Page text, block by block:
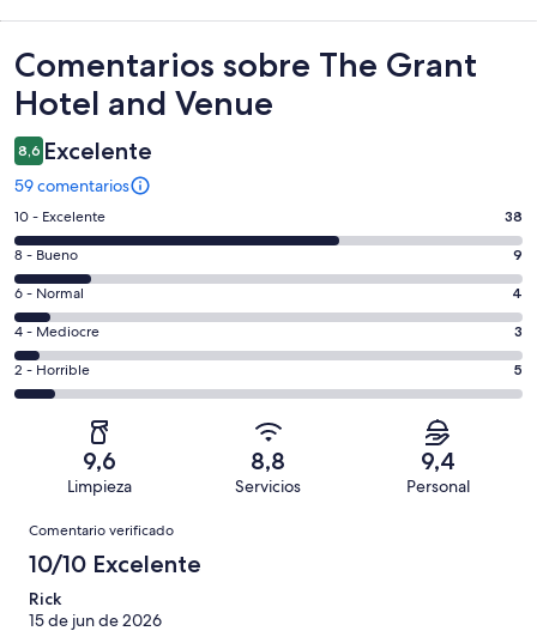
Comentarios
Comentarios sobre The Grant
Hotel and Venue
8,6 Excelente
59 comentarios
38
comentarios
de
un
total
de
59
con
puntuación
10 - Excelente 38
9
comentarios
de
un
total
de
puntuación
8 - Bueno 9
4
comentarios
de
un
total
puntuación
Normal
6 - Normal 4
3
comentarios
de
una
puntuación
4 - Mediocre 3
5
comentarios
59
una
puntuación
de
2 - Horrible 5
9,6
Limpieza
8,8
Servicios
9,4
Personal
Comentarios
Comentario verificado
10/10 Excelente
Rick
15 de jun de 2026